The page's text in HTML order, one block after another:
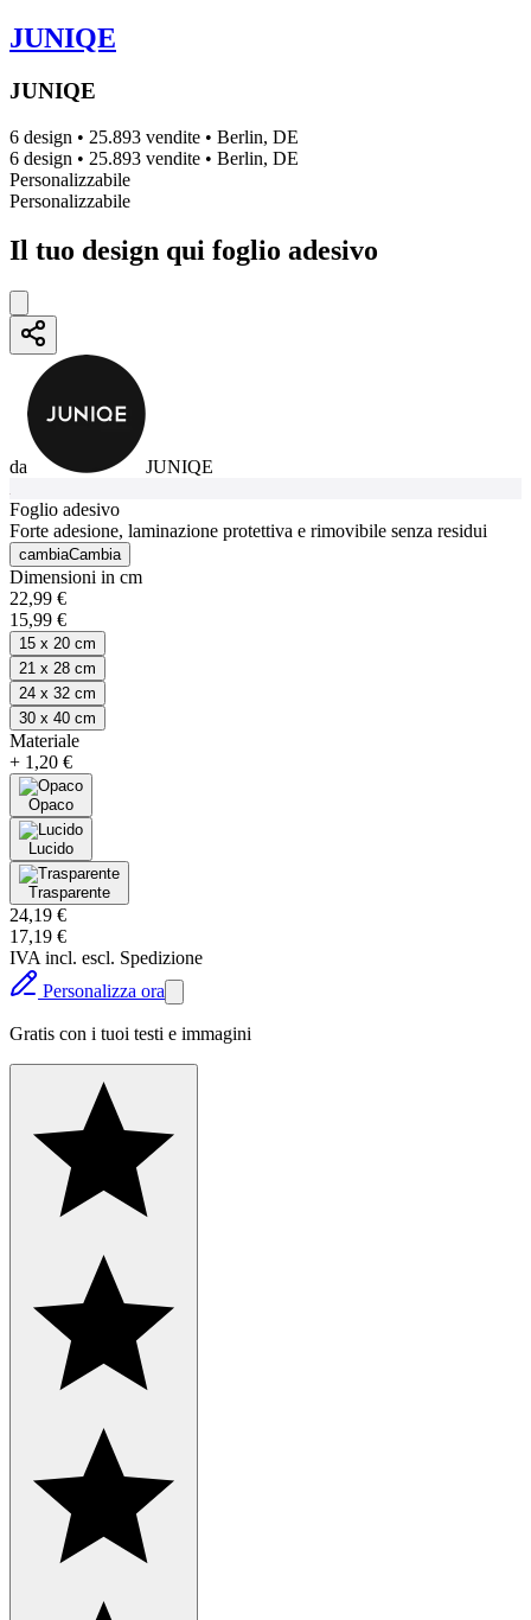
JUNIQE
JUNIQE
6 design • 25.893 vendite • Berlin, DE
6 design • 25.893 vendite • Berlin, DE
Personalizzabile
Personalizzabile
Il tuo design qui foglio adesivo
da JUNIQE
Foglio adesivo
Forte adesione, laminazione protettiva e rimovibile senza residui
cambiaCambia
Dimensioni in cm
22,99 €
15,99 €
15 x 20 cm
21 x 28 cm
24 x 32 cm
30 x 40 cm
Materiale
+ 1,20 €
Opaco
Lucido
Trasparente
24,19 €
17,19 €
IVA incl. escl. Spedizione
Personalizza ora
Gratis con i tuoi testi e immagini